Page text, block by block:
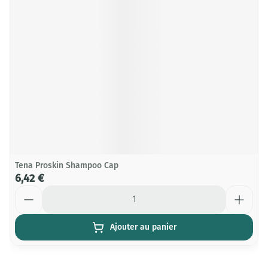
Tena Proskin Shampoo Cap
6,42 €
Ajouter au panier